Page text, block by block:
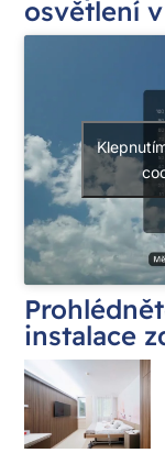
osvětlení
instalace